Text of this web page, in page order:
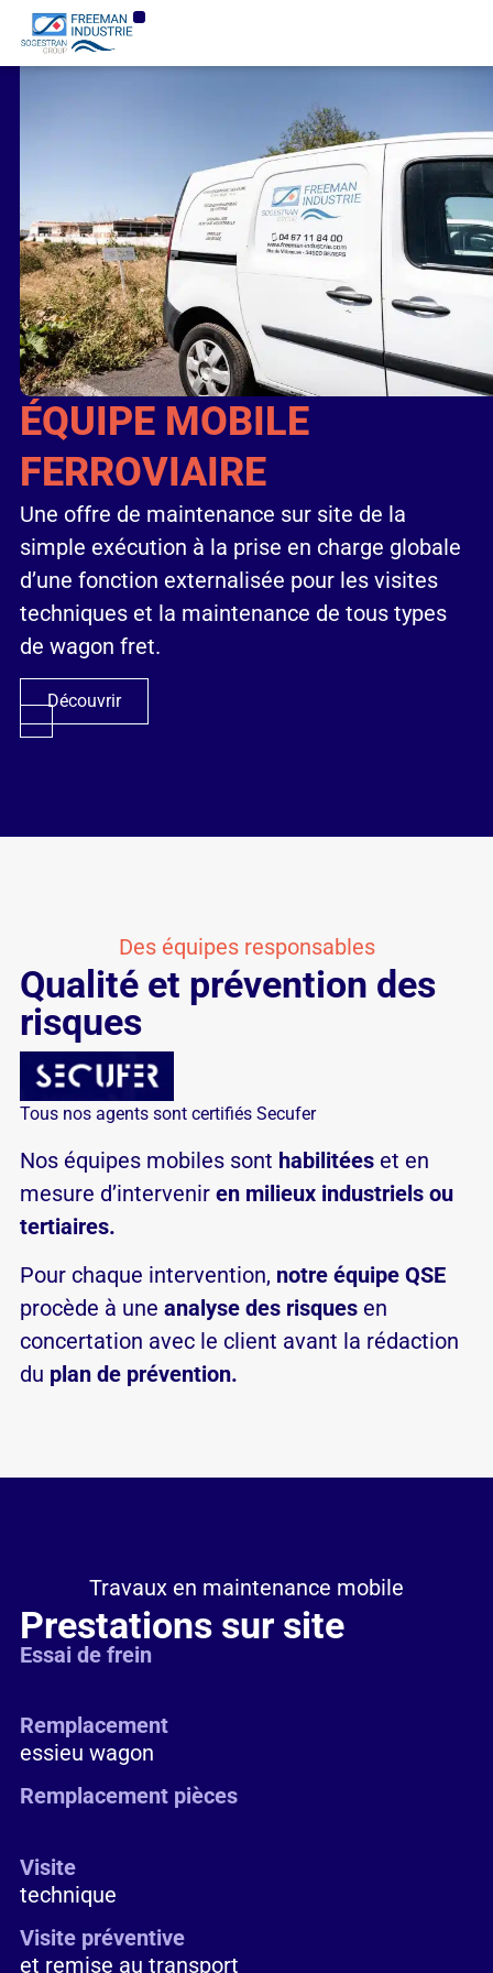
ÉQUIPE MOBILE
FERROVIAIRE
Une offre de maintenance sur site de la
simple exécution à la prise en charge globale
d’une fonction externalisée pour les visites
techniques et la maintenance de tous types
de wagon fret.
Découvrir
Des équipes responsables
Qualité et prévention des
risques
Tous nos agents sont certifiés Secufer
Nos équipes mobiles sont habilitéeset en
mesure d’intervenir en milieux industriels ou
tertiaires.
Pour chaque intervention, notre équipe QSE
procède à une analyse des risquesen
concertation avec le client avant la rédaction
du plan de prévention.
Travaux en maintenance mobile
Prestations sur site
Essai de frein
Remplacement
essieu wagon
Remplacement pièces
Visite
technique
Visite préventive
et remise au transport